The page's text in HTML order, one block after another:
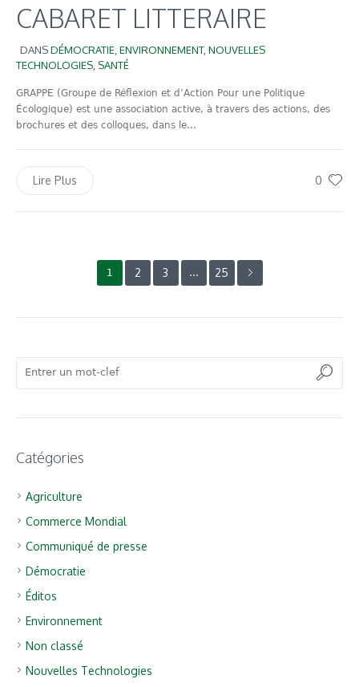
CABARET LITTERAIRE
DANSDÉMOCRATIE ENVIRONNEMENT, NOUVELLES
TECHNOLOGIES SANTÉ
GRAPPE (Groupe de Réflexion et d’Action Pour une Politique
Écologique) est une association active, à travers des actions, des
brochures et des colloques, dans le...
0
Lire Plus
1 2 3 … 25
Catégories
Agriculture
Commerce Mondial
Communiqué de presse
Démocratie
Éditos
Environnement
Non classé
Nouvelles Technologies